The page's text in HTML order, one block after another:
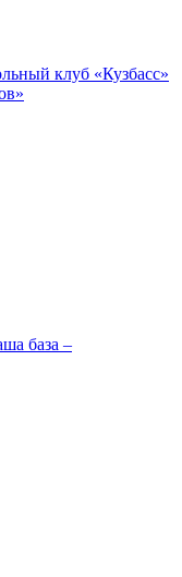
клуб «Кузбасс»
база –